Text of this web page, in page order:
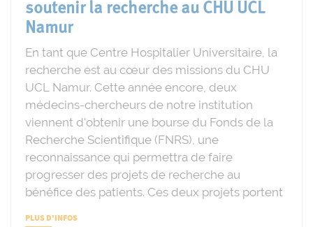
soutenir la recherche au CHU UCL
Namur
En tant que Centre Hospitalier Universitaire, la
recherche est au cœur des missions du CHU
UCL Namur. Cette année encore, deux
médecins-chercheurs de notre institution
viennent d'obtenir une bourse du Fonds de la
Recherche Scientifique (FNRS), une
reconnaissance qui permettra de faire
progresser des projets de recherche au
bénéfice des patients. Ces deux projets portent
PLUS D'INFOS